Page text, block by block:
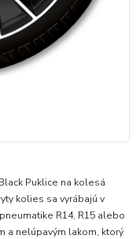
Puklice na kolesá
kolies sa vyrábajú v
R14, R15 alebo
a nelúpavým lakom, ktorý